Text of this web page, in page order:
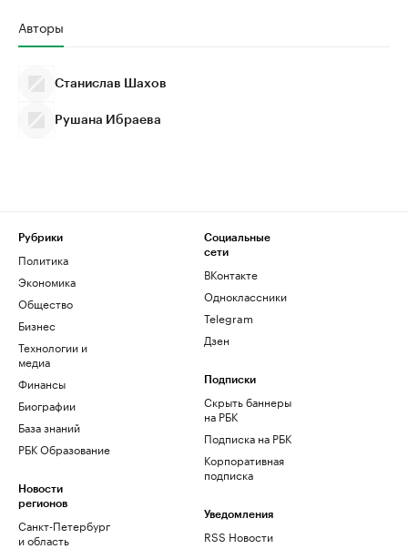
Авторы
Станислав Шахов
Рушана Ибраева
Рубрики
Политика
Экономика
Общество
Бизнес
Технологии и
медиа
Финансы
Биографии
База знаний
РБК Образование
Новости
регионов
Санкт-Петербург
и область
Социальные
сети
ВКонтакте
Одноклассники
Telegram
Дзен
Подписки
Скрыть баннеры
на РБК
Подписка на РБК
Корпоративная
подписка
Уведомления
RSS Новости